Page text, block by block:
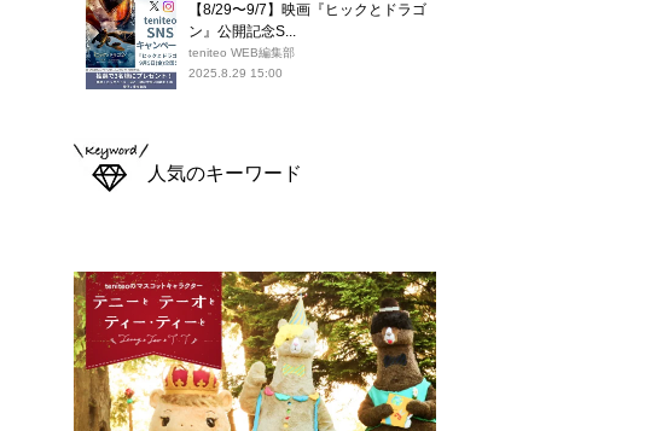
【8/29〜9/7】映画『ヒックとドラゴ
ン』公開記念S...
teniteo WEB編集部
2025.8.29 15:00
人気のキーワード